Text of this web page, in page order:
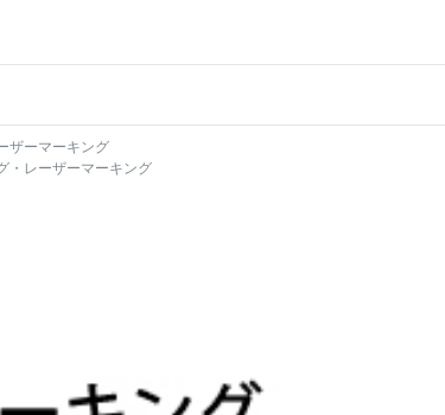
ザーマーキング
・レーザーマーキング